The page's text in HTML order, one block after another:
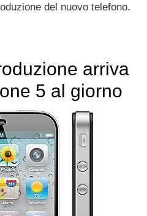
del nuovo telefono.
arriva
5 al giorno